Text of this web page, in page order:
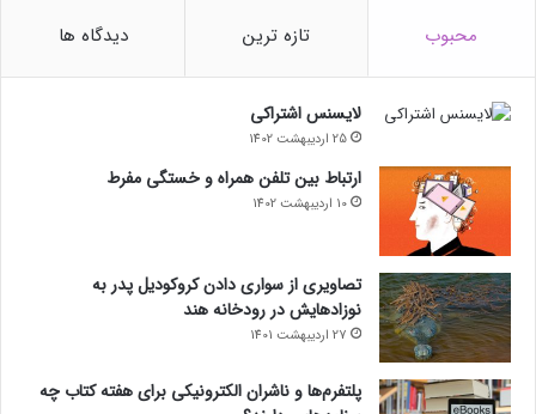
مجله خبری lastech
محبوب تازه ترین دیدگاه ها
لایسنس اشتراکی
25 اردیبهشت 1402
ارتباط بین تلفن همراه و خستگی مفرط
10 اردیبهشت 1402
تصاویری از سواری دادن کروکودیل پدر به
نوزادهایش در رودخانه هند
27 اردیبهشت 1401
پلتفرم‌ها و ناشران الکترونیکی برای هفته کتاب چه